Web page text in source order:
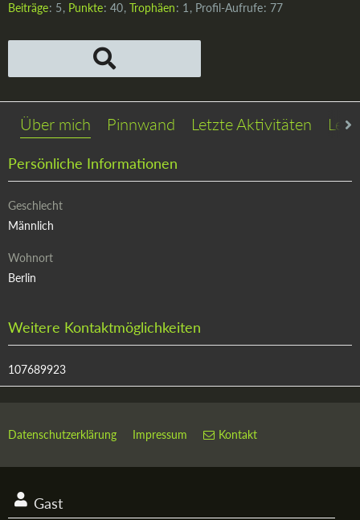
Beiträge 5 Punkte 40 Trophäen 1 Profil-Aufrufe 77
Über mich Pinnwand Letzte Aktivitäten
Persönliche Informationen
Geschlecht
Männlich
Wohnort
Berlin
Weitere Kontaktmöglichkeiten
107689923
Datenschutzerklärung Impressum Kontakt
Gast